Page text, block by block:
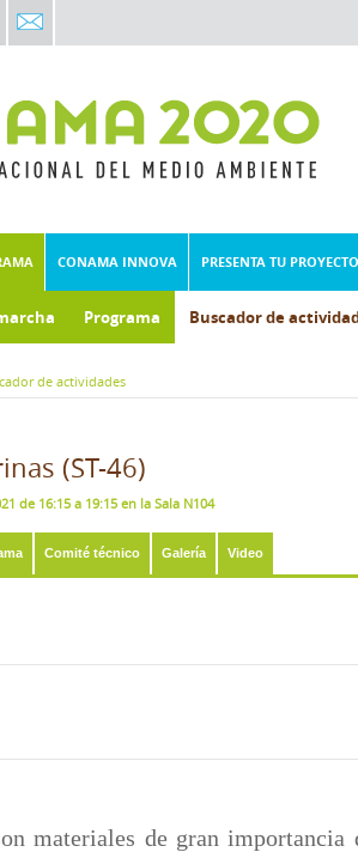
CONAMA INNOVA PRESENTA TU PROYECTO
Programa Buscador de
de actividades
(ST-46)
de 16:15 a 19:15 en la Sala N104
Comité técnico Galería Video
materiales de gran importancia